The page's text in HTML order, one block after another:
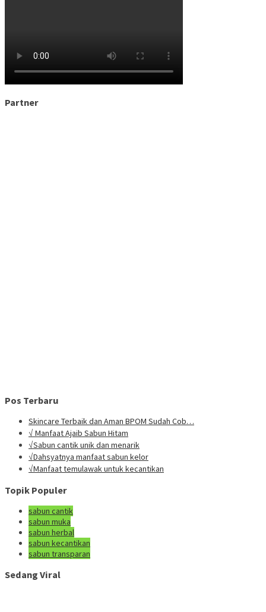
Partner
Pos Terbaru
Skincare Terbaik dan Aman BPOM Sudah Cob…
√ Manfaat Ajaib Sabun Hitam
√Sabun cantik unik dan menarik
√Dahsyatnya manfaat sabun kelor
√Manfaat temulawak untuk kecantikan
Topik Populer
sabun cantik
sabun muka
sabun herbal
sabun kecantikan
sabun transparan
Sedang Viral